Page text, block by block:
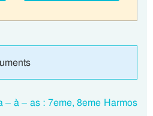
– à – as : 7eme, 8eme Harmos